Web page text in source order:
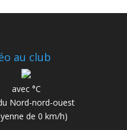
au club
avec °C
Nord-nord-ouest
de 0 km/h)